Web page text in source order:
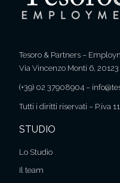
Tesoro & Partners –
Via Vincenzo Monti 6, 20123
(+39) 02 37908904 –
Tutti i diritti riservati – P.iva
STUDIO
Lo Studio
Il team